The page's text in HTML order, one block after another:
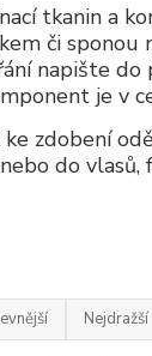
tkanin a
čisponou
napište do
je v
zdobení
do vlasů,
Nejdražší